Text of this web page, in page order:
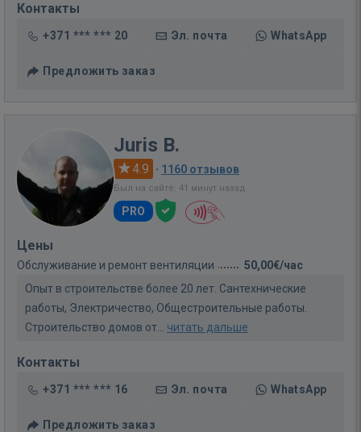
Контакты
+371 *** *** 20 Эл. почта WhatsApp
Предложить заказ
Juris B.
4.9 · 1160 отзывов
Был на сайте: 41 минут назад
PRO
Цены
Обслуживание и ремонт вентиляции
50,00€/час
Опыт в строительстве более 20 лет. Сантехнические
работы, Электричество, Общестроительные работы.
Строительство домов от... читать дальше
Контакты
+371 *** *** 16 Эл. почта WhatsApp
Предложить заказ